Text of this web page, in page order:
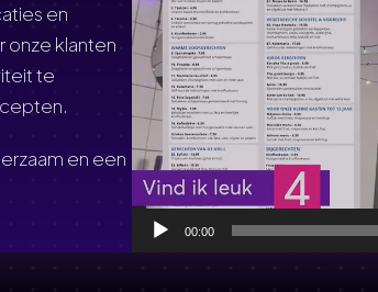
en
onze klanten
te
en een
00:00